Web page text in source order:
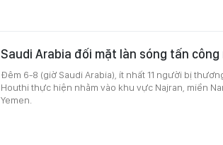
Saudi Arabia đối mặt làn sóng tấn công
Đêm 6-8 (giờ Saudi Arabia), ít nhất 11 người bị
Houthi thực hiện nhằm vào khu vực Najran, miền
Yemen.